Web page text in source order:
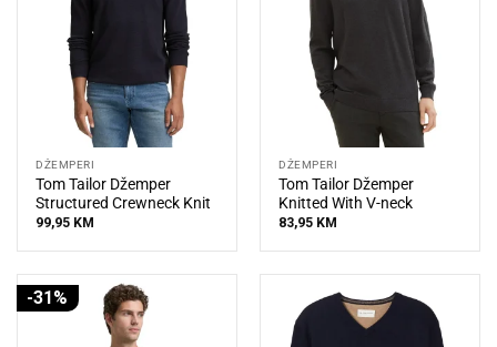
DŽEMPERI
Tom Tailor Džemper
Structured Crewneck Knit
99,95 KM
DŽEMPERI
Tom Tailor Džemper
Knitted With V-neck
83,95 KM
-31%